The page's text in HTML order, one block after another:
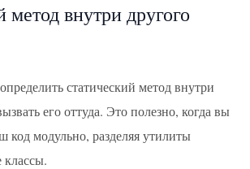
метод внутри другого
статический метод внутри
его оттуда. Это полезно, когда вы
код модульно, разделяя утилиты